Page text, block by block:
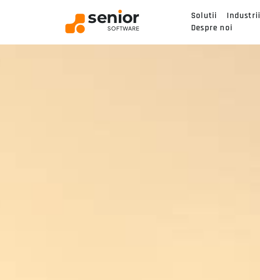
Solutii Industrii
Despre noi